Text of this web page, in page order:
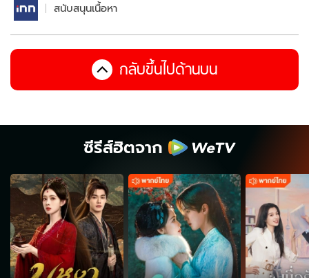
สนับสนุนเนื้อหา
กลับขึ้นไปด้านบน
ซีรีส์ฮิตจาก